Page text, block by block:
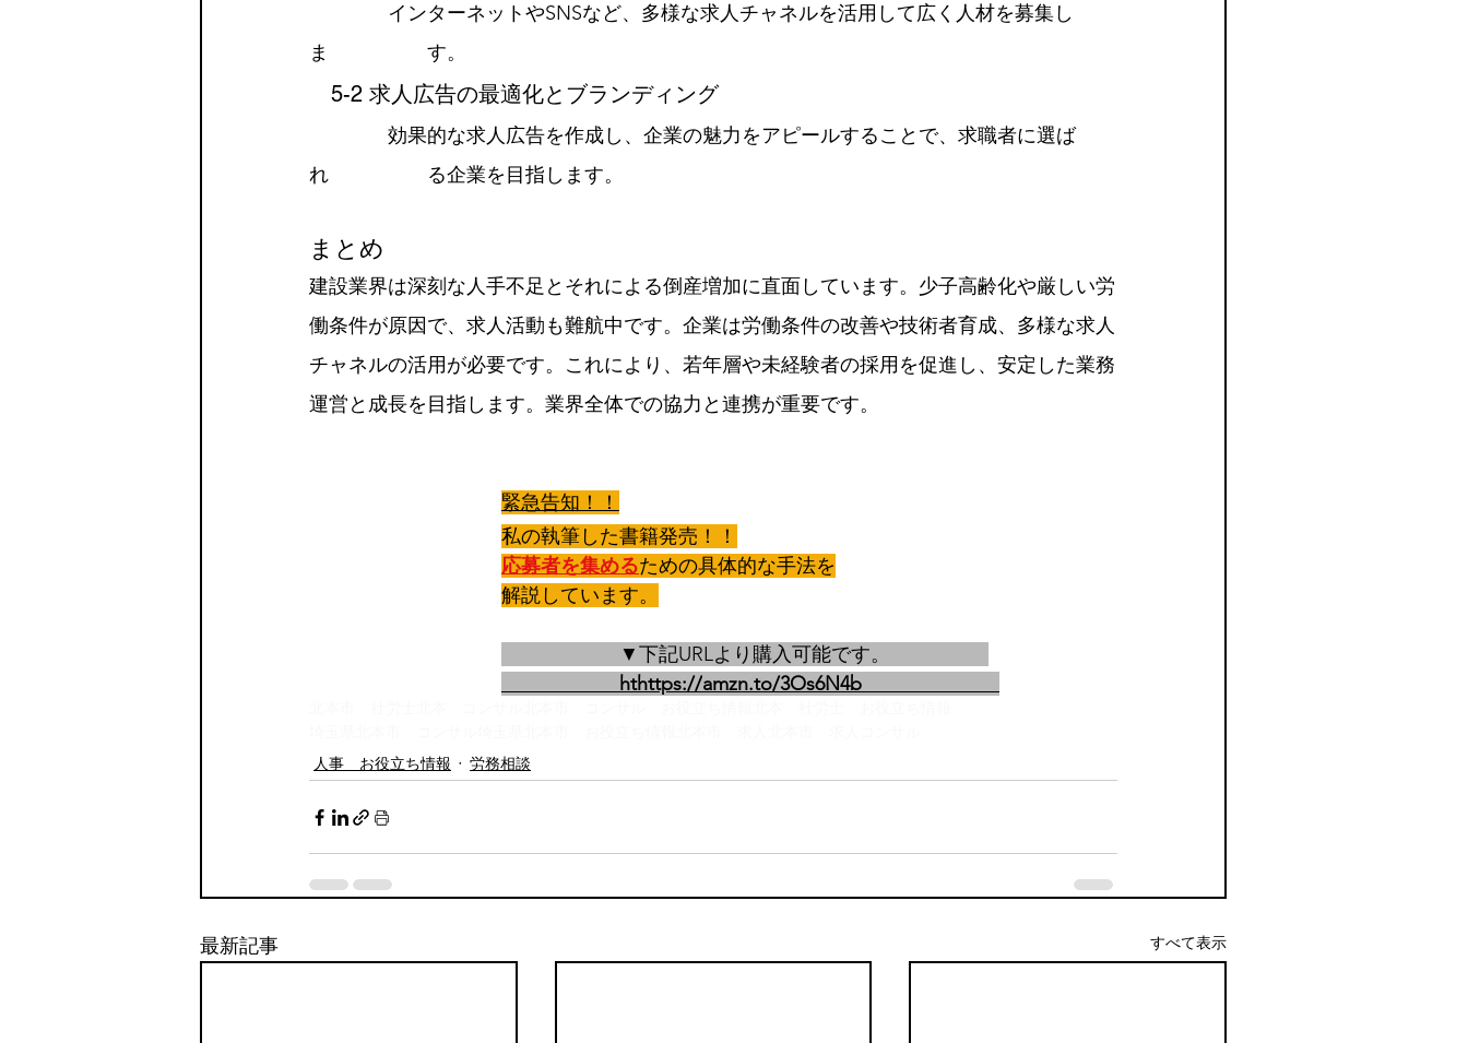
インターネットやSNSなど、多様な求人チャネルを活用して広く人材を募集し
ま　　　　　す。
5-2 求人広告の最適化とブランディング
効果的な求人広告を作成し、企業の魅力をアピールすることで、求職者に選ば
れ　　　　　る企業を目指します。
まとめ
建設業界は深刻な人手不足とそれによる倒産増加に直面しています。少子高齢化や厳しい労
働条件が原因で、求人活動も難航中です。企業は労働条件の改善や技術者育成、多様な求人
チャネルの活用が必要です。これにより、若年層や未経験者の採用を促進し、安定した業務
運営と成長を目指します。業界全体での協力と連携が重要です。
緊急告知！！
私の執筆した書籍発売！！
応募者を集めるための具体的な手法を
解説しています。
▼下記URLより購入可能です。
hthttps://amzn.to/3Os6N4b
人事 お役立ち情報
労務相談
最新記事 すべて表示